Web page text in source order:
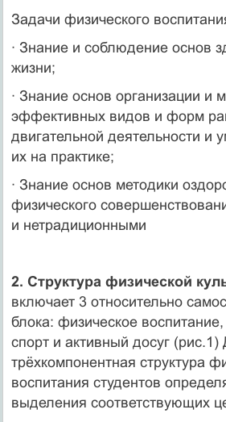
Задачи физического
· Знание и соблюдение основ
жизни;
· Знание основ организации и
эффективных видов и форм
двигательной деятельности и
их на практике;
· Знание основ методики
физического
и нетрадиционными
2. Структура физической
включает 3 относительно
блока: физическое воспитание,
спорт и активный досуг (рис.1)
трёхкомпонентная структура
воспитания студентов
выделения соответствующих